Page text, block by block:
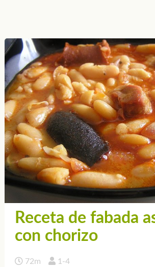
Receta de fabada
con chorizo
72m 1-4